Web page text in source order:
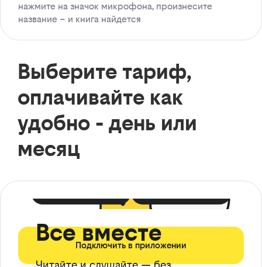
нажмите на значок микрофона, произнесите
название – и книга найдется
Выберите тариф,
оплачивайте как
удобно - день или
месяц
Все вместе
Подключить в приложении